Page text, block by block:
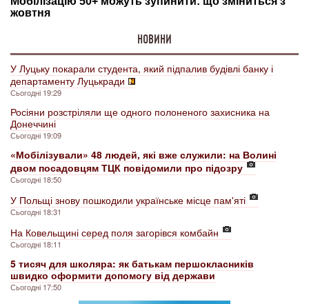
НОВИНИ
У Луцьку покарали студента, який підпалив будівлі банку і
департаменту Луцькради
Сьогодні 19:29
Росіяни розстріляли ще одного полоненого захисника на
Донеччині
Сьогодні 19:09
«Мобілізували» 48 людей, які вже служили: на Волині
двом посадовцям ТЦК повідомили про підозру
Сьогодні 18:50
У Польщі знову пошкодили українське місце пам'яті
Сьогодні 18:31
На Ковельщині серед поля загорівся комбайн
Сьогодні 18:11
5 тисяч для школяра: як батькам першокласників
швидко оформити допомогу від держави
Сьогодні 17:50